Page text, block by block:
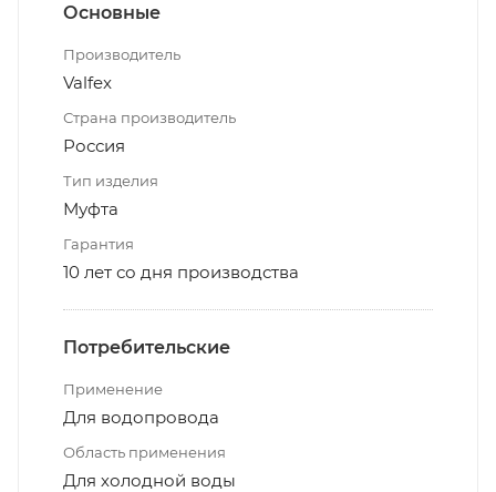
Основные
Производитель
Valfex
Страна производитель
Россия
Тип изделия
Муфта
Гарантия
10 лет со дня производства
Потребительские
Применение
Для водопровода
Область применения
Для холодной воды